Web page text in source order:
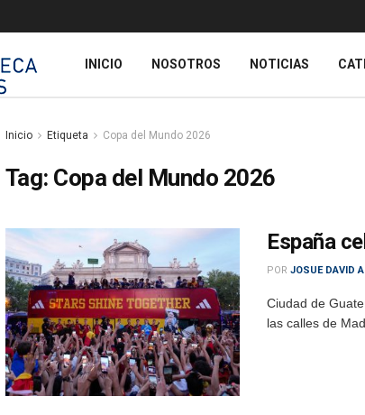
INICIO NOSOTROS NOTICIAS
Inicio Etiqueta Copa del Mundo 2026
Tag: Copa del Mundo 2026
España
POR JOSUE DAVID
Ciudad de
las calles de